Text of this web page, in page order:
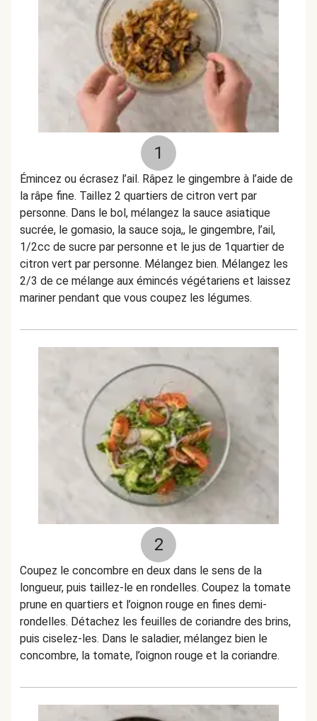
1
Émincez ou écrasez l’ail. Râpez le gingembre à l’aide de
la râpe fine. Taillez 2 quartiers de citron vert par
personne. Dans le bol, mélangez la sauce asiatique
sucrée, le gomasio, la sauce soja,, le gingembre, l’ail,
1/2cc de sucre par personne et le jus de 1quartier de
citron vert par personne. Mélangez bien. Mélangez les
2/3 de ce mélange aux émincés végétariens et laissez
mariner pendant que vous coupez les légumes.
2
Coupez le concombre en deux dans le sens de la
longueur, puis taillez-le en rondelles. Coupez la tomate
prune en quartiers et l’oignon rouge en fines demi-
rondelles. Détachez les feuilles de coriandre des brins,
puis ciselez-les. Dans le saladier, mélangez bien le
concombre, la tomate, l’oignon rouge et la coriandre.